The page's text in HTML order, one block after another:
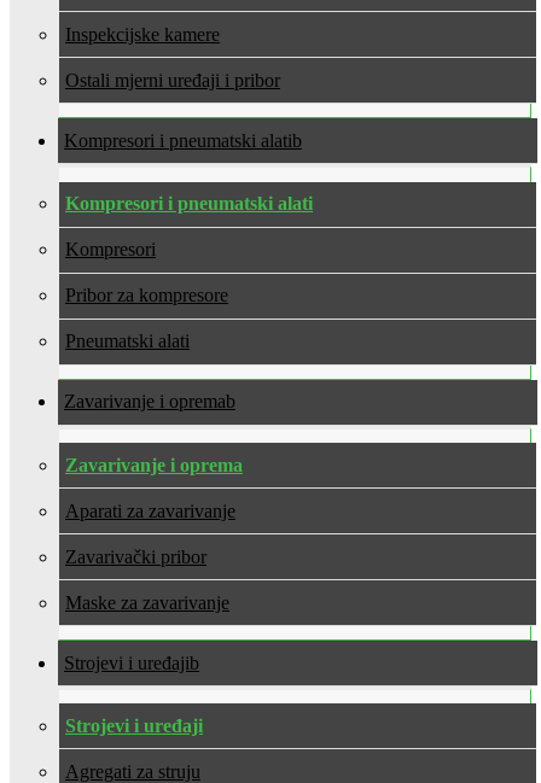
Inspekcijske kamere
Ostali mjerni uređaji i pribor
Kompresori i pneumatski alati
Kompresori i pneumatski alati
Kompresori
Pribor za kompresore
Pneumatski alati
Zavarivanje i oprema
Zavarivanje i oprema
Aparati za zavarivanje
Zavarivački pribor
Maske za zavarivanje
Strojevi i uređaji
Strojevi i uređaji
Agregati za struju